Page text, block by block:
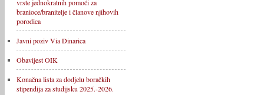
vrste jednokratnih pomoći za
branioce/branitelje i članove njihovih
porodica
Javni poziv Via Dinarica
Obavijest OIK
Konačna lista za dodjelu boračkih
stipendija za studijsku 2025.-2026.